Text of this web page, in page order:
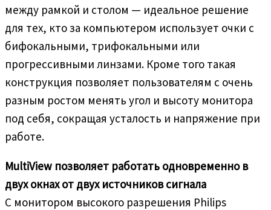
между рамкой и столом — идеальное решение
для тех, кто за компьютером использует очки с
бифокальными, трифокальными или
прогрессивными линзами. Кроме того такая
конструкция позволяет пользователям с очень
разным ростом менять угол и высоту монитора
под себя, сокращая усталость и напряжение при
работе.
MultiView позволяет работать одновременно в
двух окнах от двух источников сигнала
С монитором высокого разрешения Philips